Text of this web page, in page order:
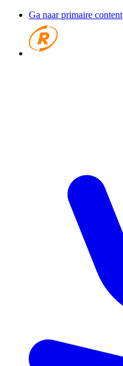
Ga naar primaire content